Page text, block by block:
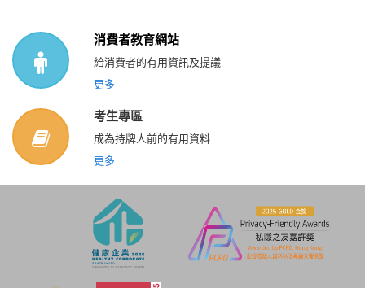
消費者教育網站
給消費者的有用資訊及提議
更多
考生專區
成為持牌人前的有用資料
更多